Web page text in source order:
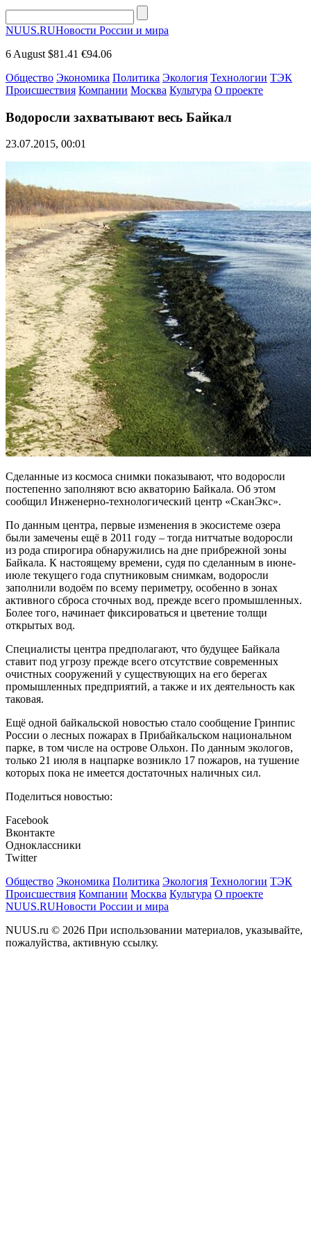
NUUS.RUНовости России и мира
6 August $81.41 €94.06
Общество Экономика Политика Экология Технологии ТЭК
Происшествия Компании Москва Культура О проекте
Водоросли захватывают весь Байкал
23.07.2015, 00:01
Сделанные из космоса снимки показывают, что водоросли
постепенно заполняют всю акваторию Байкала. Об этом
сообщил Инженерно-технологический центр «СканЭкс».
По данным центра, первые изменения в экосистеме озера
были замечены ещё в 2011 году – тогда нитчатые водоросли
из рода спирогира обнаружились на дне прибрежной зоны
Байкала. К настоящему времени, судя по сделанным в июне-
июле текущего года спутниковым снимкам, водоросли
заполнили водоём по всему периметру, особенно в зонах
активного сброса сточных вод, прежде всего промышленных.
Более того, начинает фиксироваться и цветение толщи
открытых вод.
Специалисты центра предполагают, что будущее Байкала
ставит под угрозу прежде всего отсутствие современных
очистных сооружений у существующих на его берегах
промышленных предприятий, а также и их деятельность как
таковая.
Ещё одной байкальской новостью стало сообщение Гринпис
России о лесных пожарах в Прибайкальском национальном
парке, в том числе на острове Ольхон. По данным экологов,
только 21 июля в нацпарке возникло 17 пожаров, на тушение
которых пока не имеется достаточных наличных сил.
Поделиться новостью:
Facebook
Вконтакте
Одноклассники
Twitter
Общество Экономика Политика Экология Технологии ТЭК
Происшествия Компании Москва Культура О проекте
NUUS.RUНовости России и мира
NUUS.ru © 2026 При использовании материалов, указывайте,
пожалуйства, активную ссылку.